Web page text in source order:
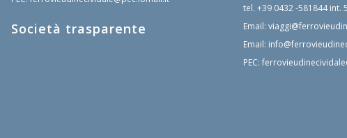
Società trasparente
tel.+39 0432 -581844int.
Email:
Email:
PEC: